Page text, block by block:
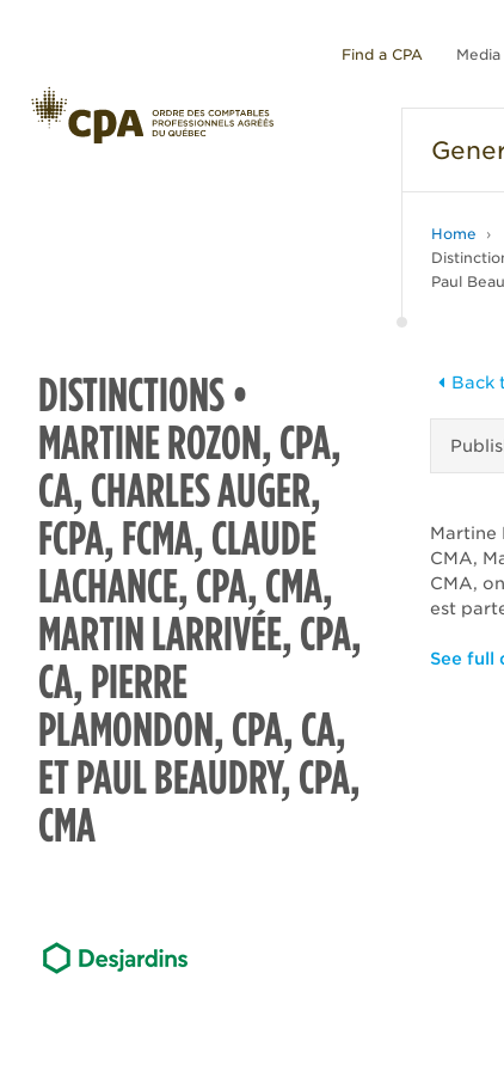
Find a CPA
Home
Paul
DISTINCTIONS •
MARTINE ROZON, CPA,
CA, CHARLES AUGER,
FCPA, FCMA, CLAUDE
LACHANCE, CPA, CMA,
MARTIN LARRIVÉE, CPA,
CA, PIERRE
PLAMONDON, CPA, CA,
ET PAUL BEAUDRY, CPA,
CMA
Back
Martine
CMA,
CMA,
est
See full